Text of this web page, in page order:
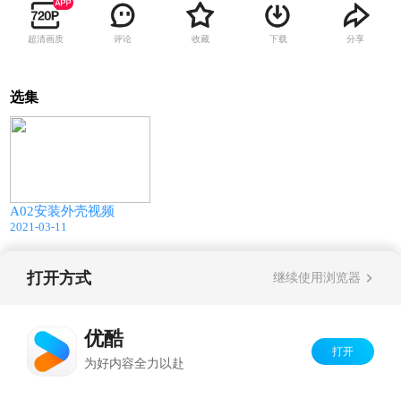
超清画质 评论 收藏 下载 分享
选集
A02安装外壳视频
2021-03-11
版权所有
打开方式 继续使用浏览器
优酷
为好内容全力以赴
打开